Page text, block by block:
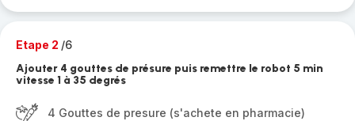
Etape 2 /6
Ajouter 4 gouttes de présure puis remettre le robot 5 min
vitesse 1 à 35 degrés
4 Gouttes de presure (s'achete en pharmacie)